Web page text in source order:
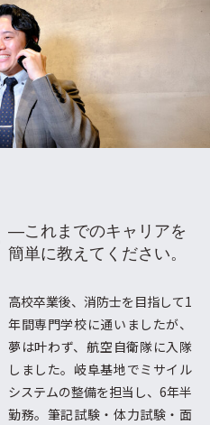
―これまでのキャリアを
簡単に教えてください。
高校卒業後、消防士を目指して1
年間専門学校に通いましたが、
夢は叶わず、航空自衛隊に入隊
しました。岐阜基地でミサイル
システムの整備を担当し、6年半
勤務。筆記試験・体力試験・面